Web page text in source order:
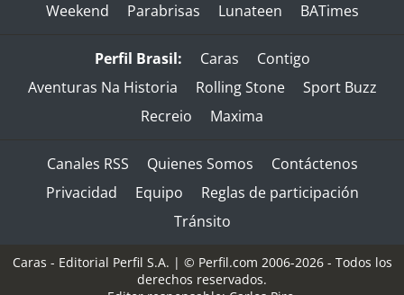
Weekend
Parabrisas Lunateen BATimes
Perfil Brasil: Caras
Contigo
Aventuras Na Historia
Rolling Stone
Sport Buzz
Recreio
Maxima
Canales RSS Quienes Somos
Contáctenos
Privacidad
Equipo
Reglas de participación
Tránsito
Caras - Editorial Perfil S.A. | © Perfil.com 2006-2026 - Todos los
derechos reservados.